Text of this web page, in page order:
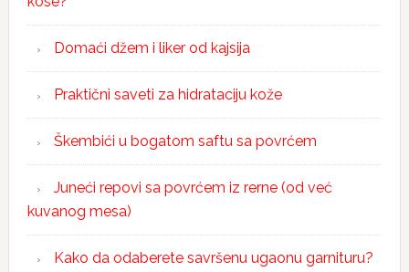
Domaći džem i liker od kajsija
Praktični saveti za hidrataciju kože
Škembići u bogatom saftu sa povrćem
Juneći repovi sa povrćem iz rerne (od već
kuvanog mesa)
Kako da odaberete savršenu ugaonu garnituru?